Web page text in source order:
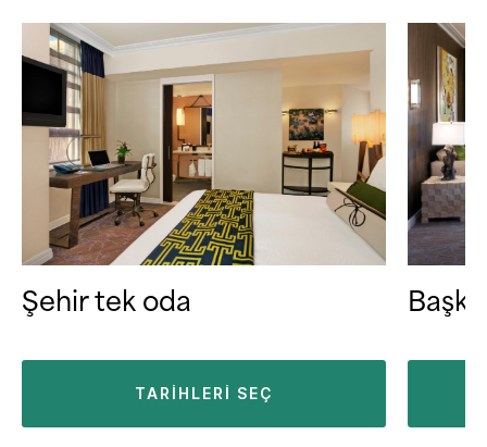
Şehir tek oda
TARIHLERI SEÇ